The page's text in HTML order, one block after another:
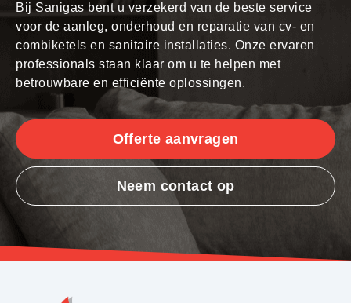
Bij Sanigas bent u verzekerd van de beste service
voor de aanleg, onderhoud en reparatie van cv- en
combiketels en sanitaire installaties. Onze ervaren
professionals staan klaar om u te helpen met
betrouwbare en efficiënte oplossingen.
Offerte aanvragen
Neem contact op